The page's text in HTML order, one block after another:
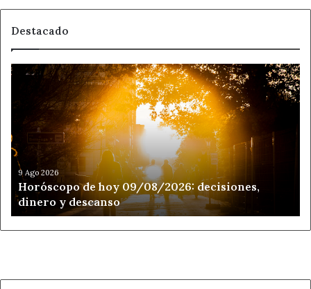
Destacado
Horóscopo
09/08/2026:
decisiones,
dinero
y
descanso
9 Ago 2026
Horóscopo de hoy 09/08/2026: decisiones,
dinero y descanso